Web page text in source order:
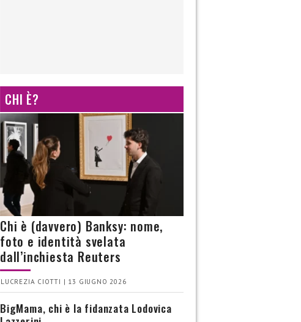
CHI È?
Chi è (davvero) Banksy: nome,
foto e identità svelata
dall’inchiesta Reuters
LUCREZIA CIOTTI | 13 GIUGNO 2026
BigMama, chi è la fidanzata Lodovica